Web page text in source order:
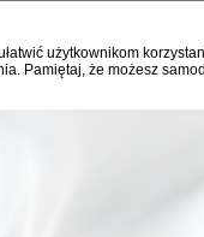
użytkownikom
Pamiętaj, że możesz